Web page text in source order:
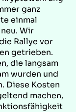
ganz
einmal
Wir
Rallye vor
getrieben.
die langsam
wurden und
Diese Kosten
machen,